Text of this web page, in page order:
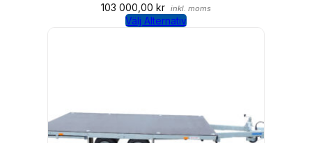
103 000,00 kr inkl. moms
Välj Alternativ